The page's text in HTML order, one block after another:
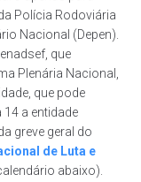
Polícia Rodoviária
Nacional (Depen).
que
Plenária Nacional,
que pode
14 a entidade
greve geral do
de Luta e
abaixo).